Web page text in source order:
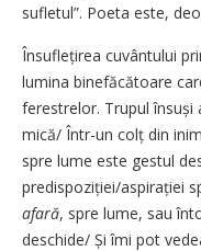
sufletul”. Poeta este,
Însuflețirea cuvântului
lumina binefăcătoare
ferestrelor. Trupul însuși
mică/ Într-un colț din
spre lume este gestul
predispoziției/aspirației
afară, spre lume, sau
deschide/ Și îmi pot